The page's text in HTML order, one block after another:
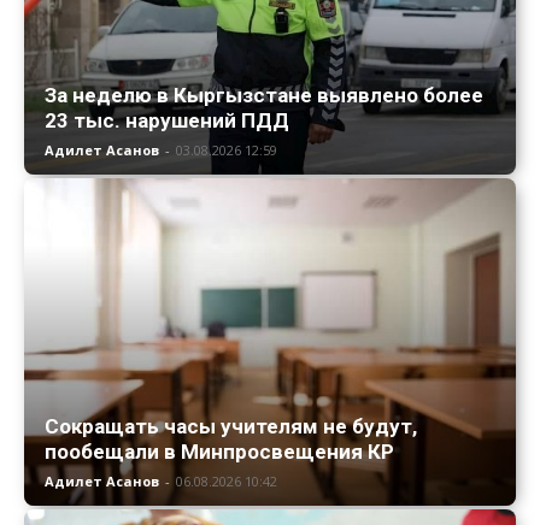
За неделю в Кыргызстане выявлено более
23 тыс. нарушений ПДД
Адилет Асанов - 03.08.2026 12:59
Сокращать часы учителям не будут,
пообещали в Минпросвещения КР
Адилет Асанов - 06.08.2026 10:42